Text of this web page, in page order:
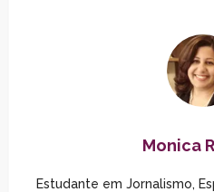
Monica
Estudante em Jornalismo,